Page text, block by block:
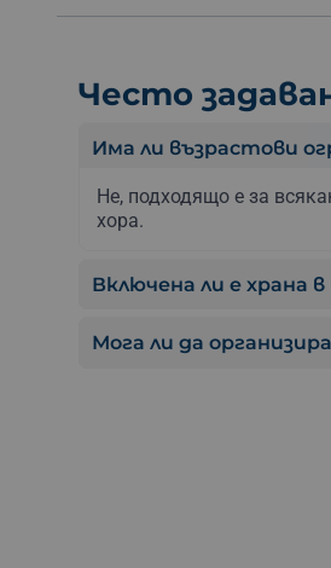
Често
Има ли възрастови
Не, подходящо е за
хора.
Включена ли е храна
Мога ли да